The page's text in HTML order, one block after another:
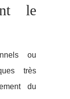
le
ou
très
du